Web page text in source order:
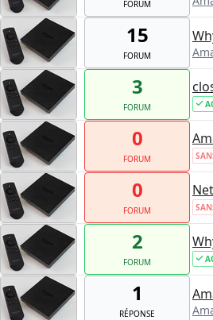
FORUM
15
FORUM
3
FORUM
0
FORUM
0
FORUM
2
FORUM
1
RÉPONSE